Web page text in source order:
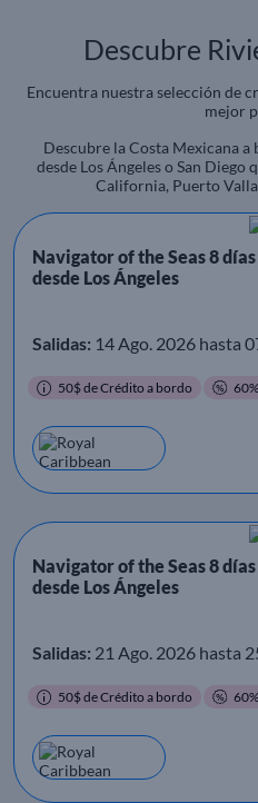
Descubre
Encuentra nuestra selección de
mejor
Descubre la Costa Mexicana
desde Los Ángeles o San
California, Puerto
Navigator of the Seas 8 días
desde Los Ángeles
Salidas: 14 Ago. 2026 hasta
50$ de Crédito a bordo
Navigator of the Seas 8 días
desde Los Ángeles
Salidas: 21 Ago. 2026 hasta
50$ de Crédito a bordo